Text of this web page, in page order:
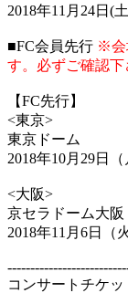
2018年11月24日(
■FC会員先行 ※会
す。必ずご確認下
【FC先行】
<東京>
東京ドーム
2018年10月29日
<大阪>
京セラドーム大阪
2018年11月6日（
コンサートチケ